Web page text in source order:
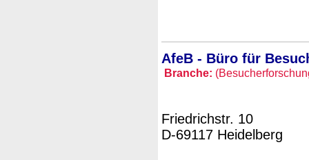
AfeB - Büro für
Branche:
Friedrichstr. 10
D-69117 Heidelberg